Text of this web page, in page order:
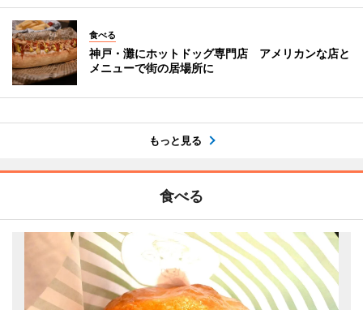
食べる
神戸・灘にホットドッグ専門店 アメリカンな店と
メニューで街の居場所に
もっと見る
食べる